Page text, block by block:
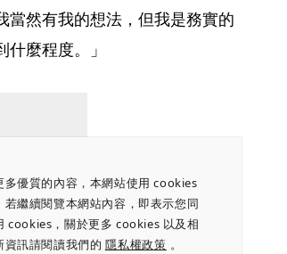
多優質的內容，本網站使用 cookies
若繼續閱覽本網站內容，即表示您同
cookies，關於更多 cookies 以及相
資訊請閱讀我們的 隱私權政策 。
當然有我的想法，但我是務實的
麼程度。」